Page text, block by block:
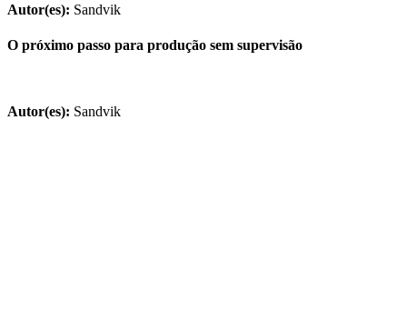
Autor(es): Sandvik
O próximo passo para produção sem supervisão
Autor(es): Sandvik